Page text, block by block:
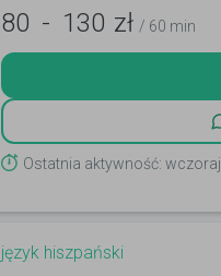
80 - 130 zł / 60 min
Ostatnia aktywność: wczoraj
język hiszpański